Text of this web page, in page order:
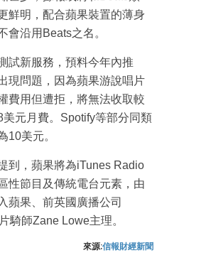
鮮明，配合蘋果裝置的薄身
會沿用Beats之名。
試新服務，預料今年內推
現問題，因為蘋果游說唱片
費用但遭拒，將無法收取較
美元月費。Spotify等部分同類
10美元。
到，蘋果將為iTunes Radio
性節目及傳統電台元素，由
蘋果、前英國廣播公司
騎師Zane Lowe主理。
來源:信報財經新聞
最新資訊（附創業懶人包）
箱！